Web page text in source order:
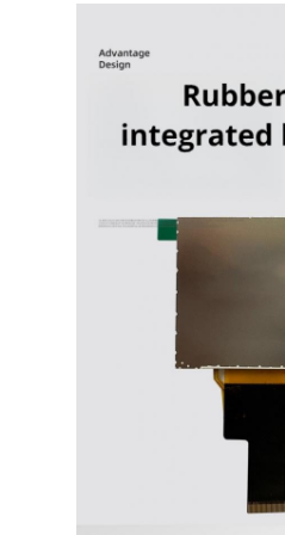
Visite de l'usine
Contrôle de qualité
Nouvelles
Demandez un devis
IPS d'affichage de TFT LCD